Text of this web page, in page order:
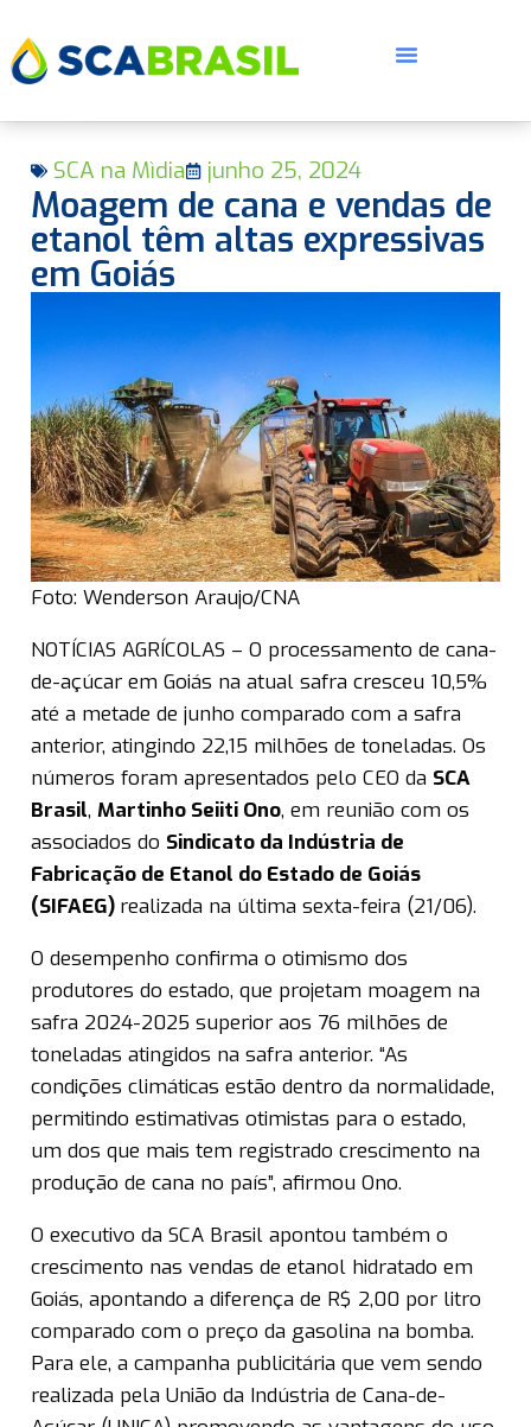
SCA na Mìdia junho 25, 2024
Moagem de cana e vendas de
etanol têm altas expressivas
em Goiás
Foto: Wenderson Araujo/CNA
NOTÍCIAS AGRÍCOLAS – O processamento de cana-
de-açúcar em Goiás na atual safra cresceu 10,5%
até a metade de junho comparado com a safra
anterior, atingindo 22,15 milhões de toneladas. Os
números foram apresentados pelo CEO da SCA
Brasil, Martinho Seiiti Ono, em reunião com os
associados do Sindicato da Indústria de
Fabricação de Etanol do Estado de Goiás
(SIFAEG) realizada na última sexta-feira (21/06).
O desempenho confirma o otimismo dos
produtores do estado, que projetam moagem na
safra 2024-2025 superior aos 76 milhões de
toneladas atingidos na safra anterior. “As
condições climáticas estão dentro da normalidade,
permitindo estimativas otimistas para o estado,
um dos que mais tem registrado crescimento na
produção de cana no país”, afirmou Ono.
O executivo da SCA Brasil apontou também o
crescimento nas vendas de etanol hidratado em
Goiás, apontando a diferença de R$ 2,00 por litro
comparado com o preço da gasolina na bomba.
Para ele, a campanha publicitária que vem sendo
realizada pela União da Indústria de Cana-de-